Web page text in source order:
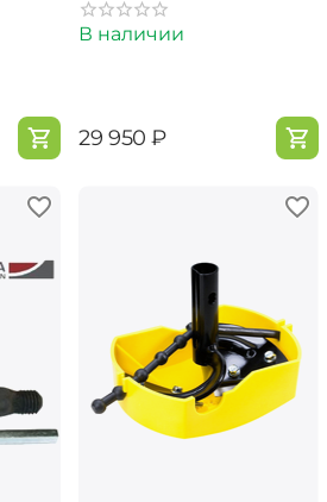
В наличии
‍29 950‍ ₽